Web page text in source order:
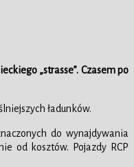
„strasse”. Czasem po
ładunków.
do wynajdywania
od kosztów. Pojazdy RCP